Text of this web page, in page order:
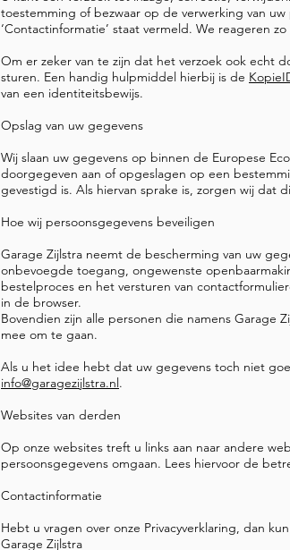
toestemming of bezwaar op de verwerking van
‘Contactinformatie’ staat vermeld. We reageren
Om er zeker van te zijn dat het verzoek ook echt
sturen. Een handig hulpmiddel hierbij is de
van een identiteitsbewijs.
Opslag van uw gegevens
Wij slaan uw gegevens op binnen de Europese
doorgegeven aan of opgeslagen op een
gevestigd is. Als hiervan sprake is, zorgen wij
Hoe wij persoonsgegevens beveiligen
Garage Zijlstra neemt de bescherming van uw
onbevoegde toegang, ongewenste
bestelproces en het versturen van
in de browser.
Bovendien zijn alle personen die namens Garage
mee om te gaan.
Als u het idee hebt dat uw gegevens toch niet
info@garagezijlstra.nl.
Websites van derden
Op onze websites treft u links aan naar andere
persoonsgegevens omgaan. Lees hiervoor de
Contactinformatie
Hebt u vragen over onze Privacyverklaring, dan
Garage Zijlstra